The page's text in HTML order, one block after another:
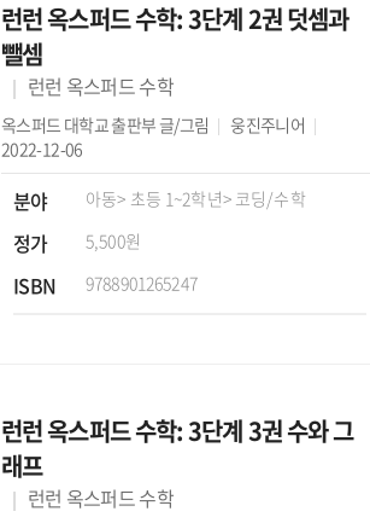
런런 옥스퍼드 수학: 3단계 2권 덧셈과
뺄셈
런런 옥스퍼드 수학
옥스퍼드 대학교 출판부 글/그림
웅진주니어
2022-12-06
분야 아동> 초등 1~2학년> 코딩/수학
정가 5,500원
ISBN 9788901265247
런런 옥스퍼드 수학: 3단계 3권 수와 그
래프
런런 옥스퍼드 수학